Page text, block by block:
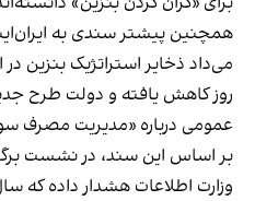
همچنین پیشتر سندی به
می‌داد ذخایر استراتژیک بنزین
روز کاهش یافته و دولت طرح
عمومی درباره «مدیریت مصرف
بر اساس این سند، در نشست
وزارت اطلاعات هشدار داده